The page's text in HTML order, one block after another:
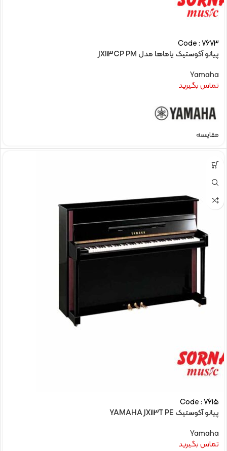
Code : 7673
پیانو آکوستیک یاماها مدل JX113CP PM
Yamaha
تماس بگیرید
مقایسه
Code : 7615
پیانو آکوستیک YAMAHA JX113T PE
Yamaha
تماس بگیرید